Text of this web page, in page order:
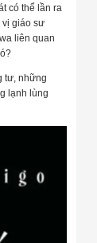
có thể lần ra
vị giáo sư
liên quan
tư, những
lạnh lùng